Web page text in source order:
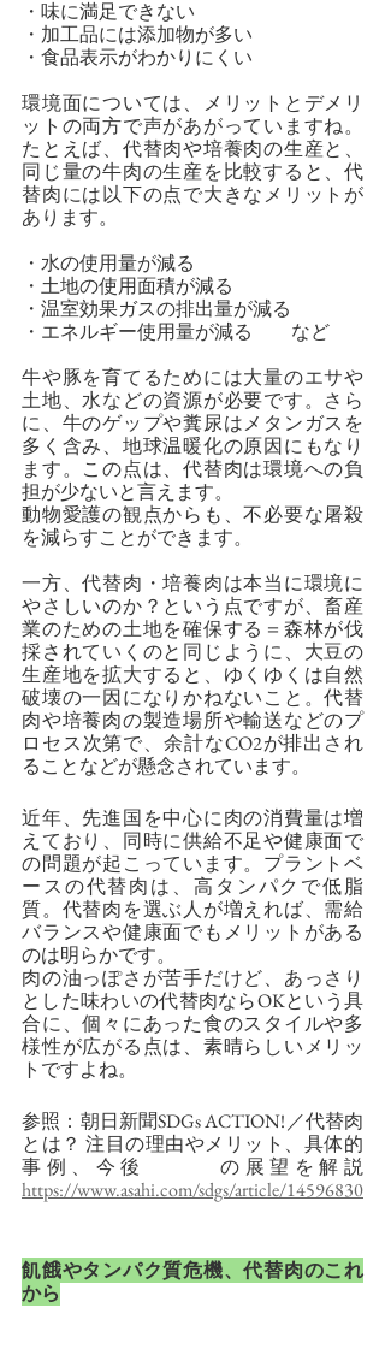
・味に満足できない
・加工品には添加物が多い
・食品表示がわかりにくい
環境面については、メリットとデメリ
ットの両方で声があがっていますね。
たとえば、代替肉や培養肉の生産と、
同じ量の牛肉の生産を比較すると、代
替肉には以下の点で大きなメリットが
あります。
・水の使用量が減る
・土地の使用面積が減る
・温室効果ガスの排出量が減る
・エネルギー使用量が減る　　など
牛や豚を育てるためには大量のエサや
土地、水などの資源が必要です。さら
に、牛のゲップや糞尿はメタンガスを
多く含み、地球温暖化の原因にもなり
ます。この点は、代替肉は環境への負
担が少ないと言えます。
動物愛護の観点からも、不必要な屠殺
を減らすことができます。
一方、代替肉・培養肉は本当に環境に
やさしいのか？という点ですが、畜産
業のための土地を確保する＝森林が伐
採されていくのと同じように、大豆の
生産地を拡大すると、ゆくゆくは自然
破壊の一因になりかねないこと。代替
肉や培養肉の製造場所や輸送などのプ
ロセス次第で、余計なCO2が排出され
ることなどが懸念されています。
近年、先進国を中心に肉の消費量は増
えており、同時に供給不足や健康面で
の問題が起こっています。プラントベ
ースの代替肉は、高タンパクで低脂
質。代替肉を選ぶ人が増えれば、需給
バランスや健康面でもメリットがある
のは明らかです。
肉の油っぽさが苦手だけど、あっさり
とした味わいの代替肉ならOKという具
合に、個々にあった食のスタイルや多
様性が広がる点は、素晴らしいメリッ
トですよね。
参照：朝日新聞SDGs ACTION!／代替肉
とは？ 注目の理由やメリット、具体的
https://www.asahi.com/sdgs/article/14596830
飢餓やタンパク質危機、代替肉のこれ
から